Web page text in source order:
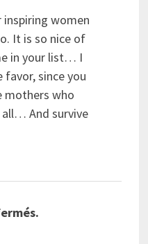
inspiring women
It is so nice of
in your list… I
since you
mothers who
And survive